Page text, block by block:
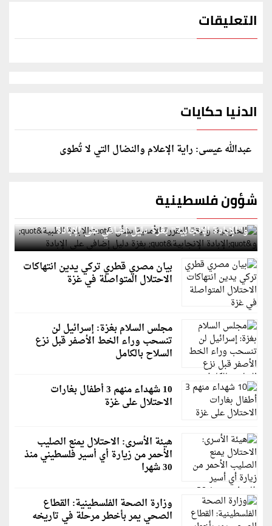
التعليقات
الدنيا حكايات
عبدالله عيسى: راية الإعلام والنضال التي لا تُطوى
شؤون فلسطينية
الخارجية: وثيقة المقررة الأممية بشأن "الإبادة الطبية"
و"الإبادة الإنجابية" بغزة دليل إضافي على الإبادة
بيان مصري قطري تركي يدين انتهاكات
الاحتلال المتواصلة في غزة
مجلس السلام بغزة: إسرائيل لن
تنسحب وراء الخط الأصفر قبل نزع
السلاح بالكامل
10 شهداء منهم 3 أطفال بغارات
الاحتلال على غزة
هيئة الأسرى: الاحتلال يمنع الصليب
الأحمر من زيارة أي أسير فلسطيني منذ
30 شهرا
وزارة الصحة الفلسطينية: القطاع
الصحي يمر بأخطر مرحلة في تاريخه